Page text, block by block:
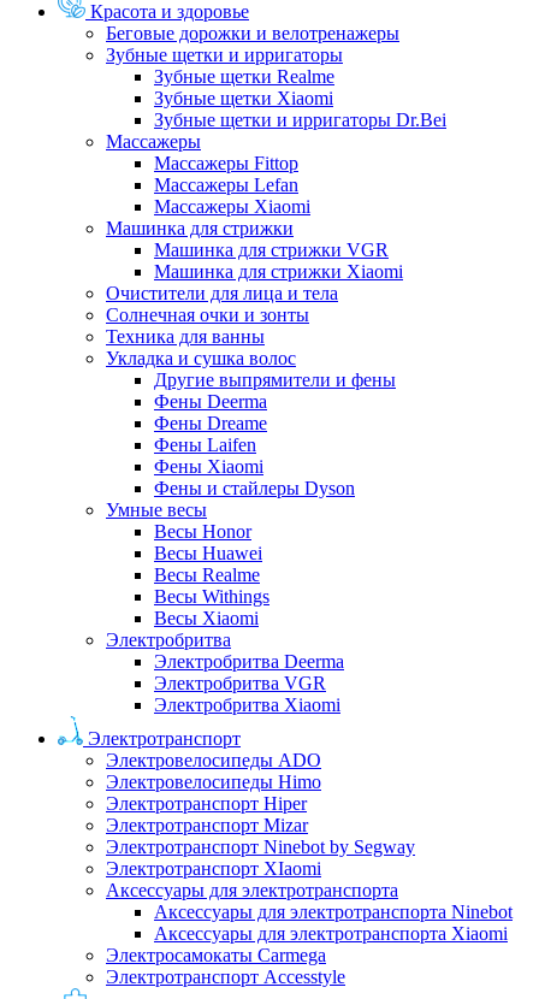
Красота и здоровье
Беговые дорожки и велотренажеры
Зубные щетки и ирригаторы
Зубные щетки Realme
Зубные щетки Xiaomi
Зубные щетки и ирригаторы Dr.Bei
Массажеры
Массажеры Fittop
Массажеры Lefan
Массажеры Xiaomi
Машинка для стрижки
Машинка для стрижки VGR
Машинка для стрижки Xiaomi
Очистители для лица и тела
Солнечная очки и зонты
Техника для ванны
Укладка и сушка волос
Другие выпрямители и фены
Фены Deerma
Фены Dreame
Фены Laifen
Фены Xiaomi
Фены и стайлеры Dyson
Умные весы
Весы Honor
Весы Huawei
Весы Realme
Весы Withings
Весы Xiaomi
Электробритва
Электробритва Deerma
Электробритва VGR
Электробритва Xiaomi
Электротранспорт
Электровелосипеды ADO
Электровелосипеды Himo
Электротранспорт Hiper
Электротранспорт Mizar
Электротранспорт Ninebot by Segway
Электротранспорт XIaomi
Аксессуары для электротранспорта
Аксессуары для электротранспорта Ninebot
Аксессуары для электротранспорта Xiaomi
Электросамокаты Carmega
Электротранспорт Accesstyle